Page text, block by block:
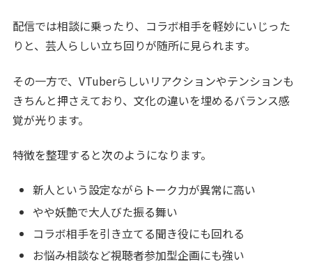
配信では相談に乗ったり、コラボ相手を軽妙にいじった
りと、芸人らしい立ち回りが随所に見られます。
その一方で、VTuberらしいリアクションやテンションも
きちんと押さえており、文化の違いを埋めるバランス感
覚が光ります。
特徴を整理すると次のようになります。
新人という設定ながらトーク力が異常に高い
やや妖艶で大人びた振る舞い
コラボ相手を引き立てる聞き役にも回れる
お悩み相談など視聴者参加型企画にも強い